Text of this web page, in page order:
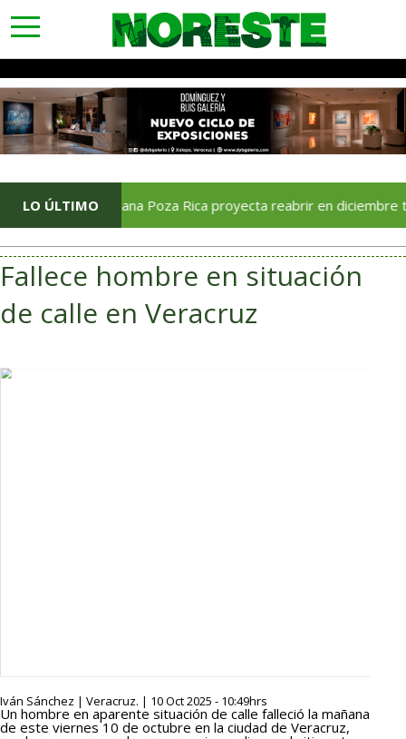
toggle
navigation
LO ÚLTIMO
Soriana Poza Rica proyecta reabrir en diciembre tras
Fallece hombre en situación
de calle en Veracruz
Iván Sánchez | Veracruz. | 10 Oct 2025 - 10:49hrs
Un hombre en aparente situación de calle falleció la mañana
de este viernes 10 de octubre en la ciudad de Veracruz,